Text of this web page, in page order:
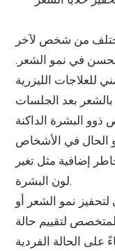
من شخص لآخر
في نمو الشعر.
للعلاجات الليزرية
ذوو البشرة الداكنة
الحال في الأشخاص
إضافية مثل تغير
لون البشرة.
نمو الشعر أو
لتقييم حالة